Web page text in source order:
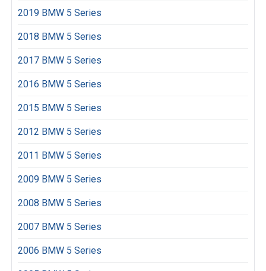
2019 BMW 5 Series
2018 BMW 5 Series
2017 BMW 5 Series
2016 BMW 5 Series
2015 BMW 5 Series
2012 BMW 5 Series
2011 BMW 5 Series
2009 BMW 5 Series
2008 BMW 5 Series
2007 BMW 5 Series
2006 BMW 5 Series